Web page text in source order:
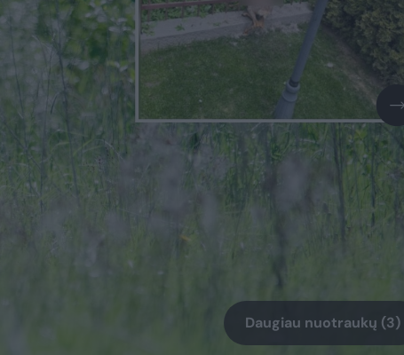
Daugiau nuotraukų (3)